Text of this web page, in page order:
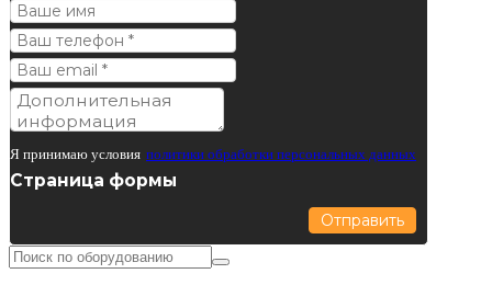
Я принимаю условия политики обработки персональных данных
Страница формы
Отправить